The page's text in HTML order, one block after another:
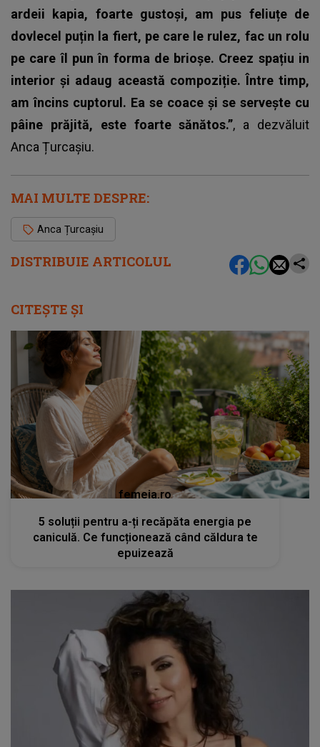
DISTRIBUIE ARTICOLUL
ardeii kapia, foarte gustoși, am pus feliuțe de
dovlecel puțin la fiert, pe care le rulez, fac un rolu
pe care îl pun în forma de brioșe. Creez spațiu in
interior și adaug această compoziție. Între timp,
am încins cuptorul. Ea se coace și se servește cu
pâine prăjită, este foarte sănătos.”, a dezvăluit
Anca Țurcașiu.
MAI MULTE DESPRE:
Anca Țurcașiu
CITEȘTE ȘI
femeia.ro
5 soluții pentru a-ți recăpăta energia pe
caniculă. Ce funcționează când căldura te
epuizează